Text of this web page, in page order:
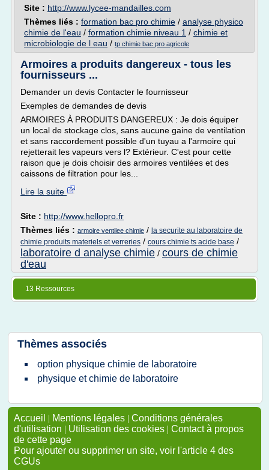
Site : http://www.lycee-mandailles.com
Thèmes liés : formation bac pro chimie / analyse physico
chimie de l'eau / formation chimie niveau 1 / chimie et
microbiologie de l eau / tp chimie bac pro agricole
Armoires a produits dangereux - tous les
fournisseurs ...
Demander un devis Contacter le fournisseur
Exemples de demandes de devis
ARMOIRES À PRODUITS DANGEREUX : Je dois équiper
un local de stockage clos, sans aucune gaine de ventilation
et sans raccordement possible d'un tuyau a l'armoire qui
rejetterait les vapeurs vers l? Extérieur. C'est pour cette
raison que je dois choisir des armoires ventilées et des
caissons de filtration pour les...
Lire la suite
Site : http://www.hellopro.fr
Thèmes liés : armoire ventilee chimie / la securite au laboratoire de
chimie produits materiels et verreries / cours chimie ts acide base /
laboratoire d analyse chimie / cours de chimie
d'eau
13 Ressources
Thèmes associés
option physique chimie de laboratoire
physique et chimie de laboratoire
Accueil | Mentions légales | Conditions générales
d'utilisation | Utilisation des cookies | Contact à propos
de cette page
Pour ajouter ou supprimer un site, voir l'article 4 des
CGUs